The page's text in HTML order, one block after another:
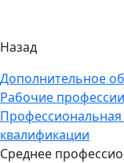
Назад
Дополнительное
Рабочие профессии
Профессиональная
квалификации
Среднее